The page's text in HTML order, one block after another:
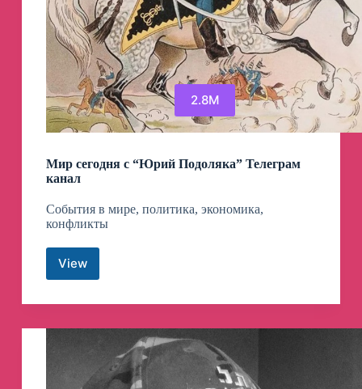
2.8M
Мир сегодня с “Юрий Подоляка” Телеграм
канал
События в мире, политика, экономика,
конфликты
View
Мир
сегодня
с
Подоляка”
Телеграм